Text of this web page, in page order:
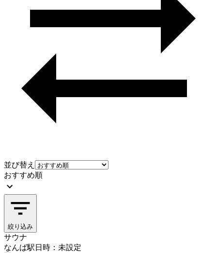
並び替え
おすすめ順
絞り込み
サウナ
なんば駅日時：未設定